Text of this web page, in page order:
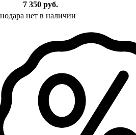
7 350 руб.
нет в наличии